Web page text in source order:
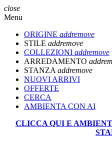
close
Menu
ORIGINE addremove
STILE addremove
COLLEZIONI addremove
ARREDAMENTO add
STANZA addremove
NUOVI ARRIVI
OFFERTE
CERCA
AMBIENTA CON AI
CLICCA QUI E